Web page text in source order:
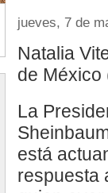
jueves, 7 de
Natalia
de México
La
está
respuesta